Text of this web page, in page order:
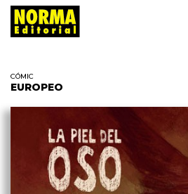
CÓMIC
EUROPEO